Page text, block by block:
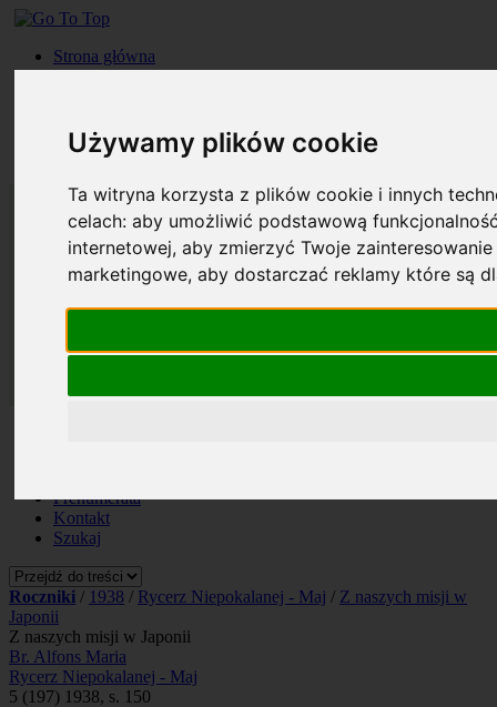
Używamy plików cookie
Ta witryna korzysta z plików cookie i innych
celach:aby umożliwić podstawową
internetowej,aby zmierzyć Twoje
marketingowe,aby dostarczać reklamy które są
Strona główna
Roczniki
Kontakt
Szukaj
Prenumerata
Kontakt
Szukaj
Roczniki / 1938 / Rycerz Niepokalanej - Maj / Z naszych misji w
Japonii
Z naszych misji w Japonii
Br. Alfons Maria
Rycerz Niepokalanej - Maj
5 (197) 1938, s. 150